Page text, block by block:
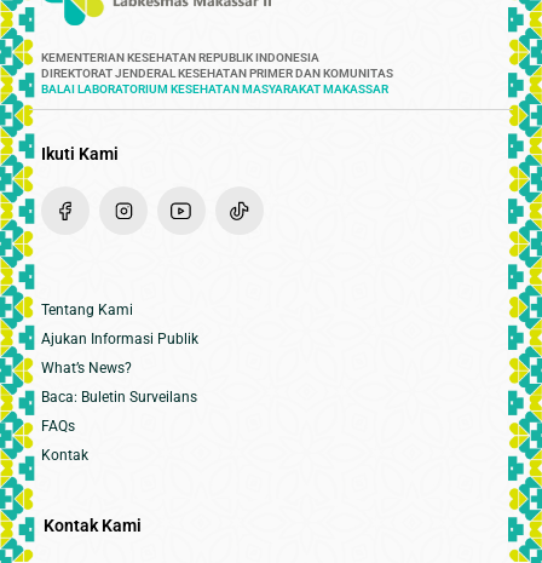
KEMENTERIAN KESEHATAN REPUBLIK INDONESIA
DIREKTORAT JENDERAL KESEHATAN PRIMER DAN KOMUNITAS
BALAI LABORATORIUM KESEHATAN MASYARAKAT MAKASSAR
Ikuti Kami
Tentang Kami
Ajukan Informasi Publik
What’s News?
Baca: Buletin Surveilans
FAQs
Kontak
Kontak Kami